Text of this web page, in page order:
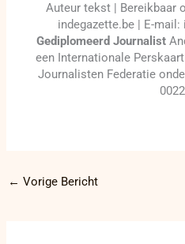
Auteur tekst | Bereikbaar
indegazette.be | E-
Gediplomeerd Journalist
een Internationale
Journalisten Federatie
← Vorige Bericht